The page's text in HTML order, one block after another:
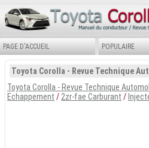
PAGE D'ACCUEIL POPULAIRE
Toyota Corolla - Revue Technique
Toyota Corolla - Revue Technique
Echappement / 2zr-fae Carburant /